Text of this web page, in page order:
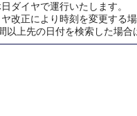
イヤで運行いたします。
改正により時刻を変更する
以上先の日付を検索した場合